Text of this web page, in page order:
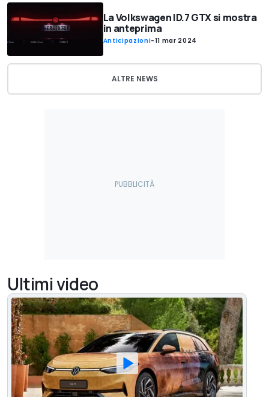
La Volkswagen ID.7 GTX si mostra
in anteprima
Anticipazioni-11 mar 2024
ALTRE NEWS
Ultimi video